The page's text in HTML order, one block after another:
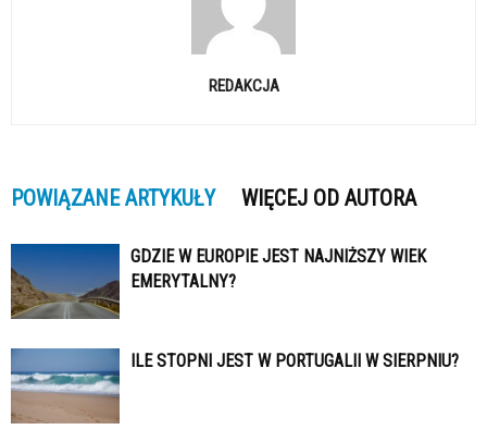
REDAKCJA
POWIĄZANE ARTYKUŁY WIĘCEJ OD AUTORA
GDZIE W EUROPIE JEST NAJNIŻSZY WIEK
EMERYTALNY?
ILE STOPNI JEST W PORTUGALII W SIERPNIU?